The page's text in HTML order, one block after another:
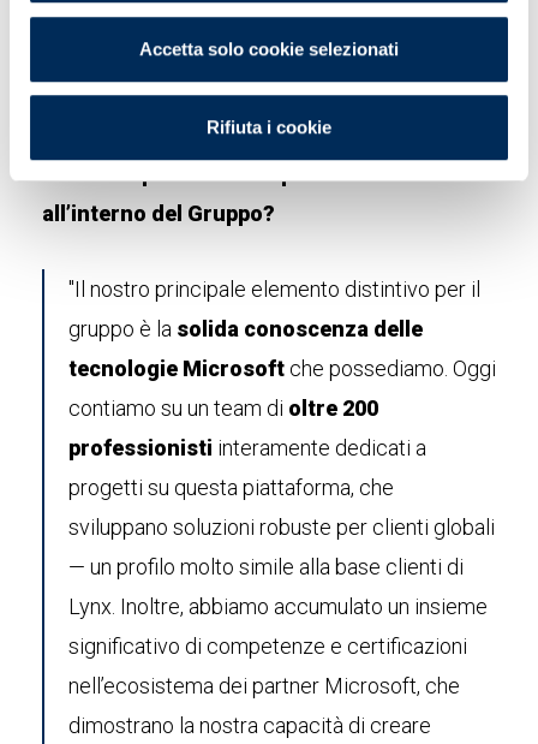
Accetta solo cookie selezionati
Rifiuta i cookie
Quali sono i punti di forza distintivi di Ímpar
all’interno del Gruppo?
"Il nostro principale elemento distintivo per il
gruppo è la solida conoscenza delle
tecnologie Microsoft che possediamo. Oggi
contiamo su un team di oltre 200
professionisti interamente dedicati a
progetti su questa piattaforma, che
sviluppano soluzioni robuste per clienti globali
— un profilo molto simile alla base clienti di
Lynx. Inoltre, abbiamo accumulato un insieme
significativo di competenze e certificazioni
nell’ecosistema dei partner Microsoft, che
dimostrano la nostra capacità di creare